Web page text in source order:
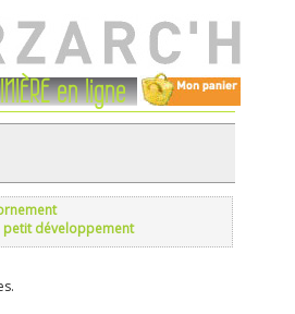
en ligne
petit développement